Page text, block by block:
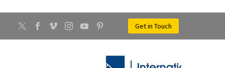
Get in Touch